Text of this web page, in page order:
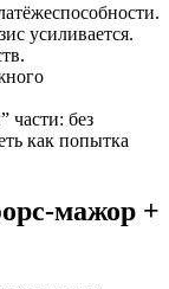
усиливается.
части: без
как попытка
мажор +